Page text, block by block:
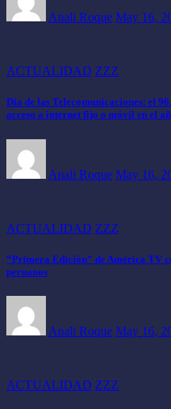
Anali Roque May 16,
ACTUALIDAD ZZZ
Día de las Telecomunicaciones: el
acceso a internet fijo o móvil en el
Anali Roque May 16,
ACTUALIDAD ZZZ
“Primera Edición” de América TV
peruanos
Anali Roque May 16,
ACTUALIDAD ZZZ